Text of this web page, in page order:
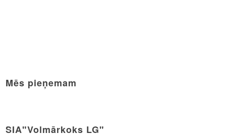
Mēs pieņemam
SIA"Volmārkoks LG"